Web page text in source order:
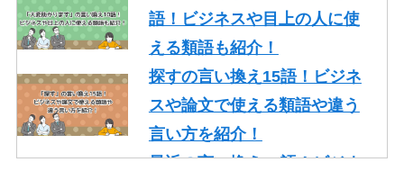
類語を紹介！
語！ビジネスや目上の人に使
える類語も紹介！
探すの言い換え15語！ビジネ
スや論文で使える類語や違う
言い方を紹介！
最近の言い換え15語！ビジネ